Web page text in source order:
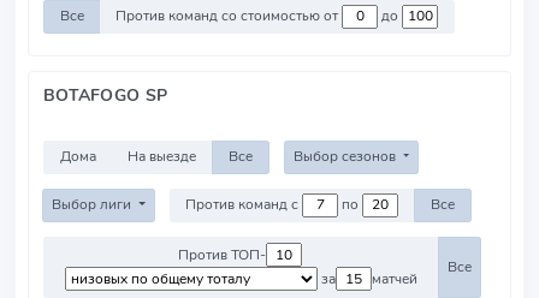
Все Против команд со стоимостью от до
BOTAFOGO SP
Дома На выезде Все Выбор сезонов
Выбор лиги Против команд с по Все
Против ТОП-
за
матчей
Все